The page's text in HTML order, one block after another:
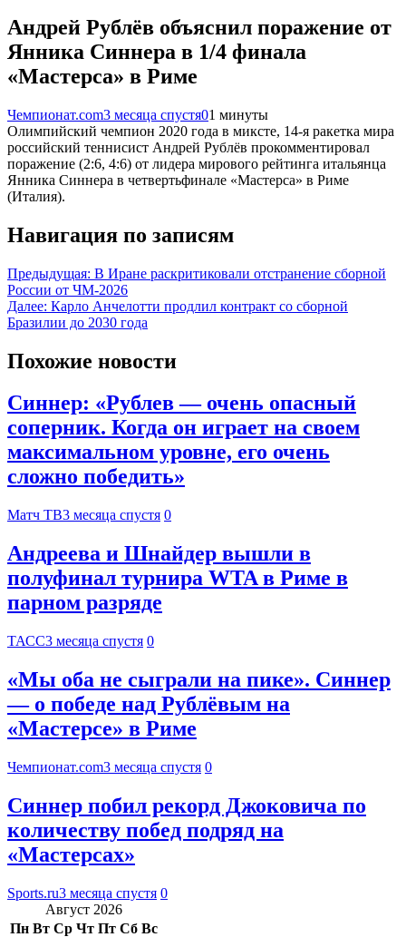
Андрей Рублёв объяснил поражение от
Янника Синнера в 1/4 финала
«Мастерса» в Риме
Чемпионат.com3 месяца спустя01 минуты
Олимпийский чемпион 2020 года в миксте, 14-я ракетка мира
российский теннисист Андрей Рублёв прокомментировал
поражение (2:6, 4:6) от лидера мирового рейтинга итальянца
Янника Синнера в четвертьфинале «Мастерса» в Риме
(Италия).
Навигация по записям
Предыдущая: В Иране раскритиковали отстранение сборной
России от ЧМ-2026
Далее: Карло Анчелотти продлил контракт со сборной
Бразилии до 2030 года
Похожие новости
Синнер: «Рублев — очень опасный
соперник. Когда он играет на своем
максимальном уровне, его очень
сложно победить»
Матч ТВ3 месяца спустя 0
Андреева и Шнайдер вышли в
полуфинал турнира WTA в Риме в
парном разряде
ТАСС3 месяца спустя 0
«Мы оба не сыграли на пике». Синнер
— о победе над Рублёвым на
«Мастерсе» в Риме
Чемпионат.com3 месяца спустя 0
Синнер побил рекорд Джоковича по
количеству побед подряд на
«Мастерсах»
Sports.ru3 месяца спустя 0
Август 2026
Пн Вт Ср Чт Пт Сб Вс